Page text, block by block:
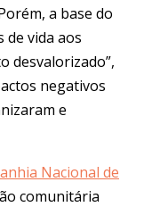
a base do
vida aos
desvalorizado”,
negativos
e
Nacional de
comunitária